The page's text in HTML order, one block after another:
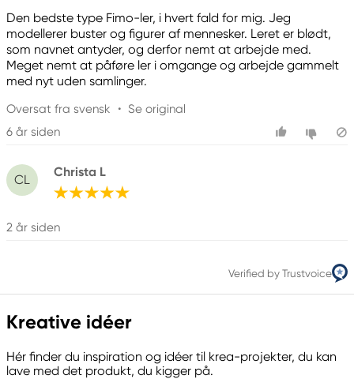
Den bedste type Fimo-ler, i hvert fald for mig. Jeg
modellerer buster og figurer af mennesker. Leret er blødt,
som navnet antyder, og derfor nemt at arbejde med.
Meget nemt at påføre ler i omgange og arbejde gammelt
med nyt uden samlinger.
Oversat fra svensk • Se original
6 år siden
CL
Christa L
2 år siden
Verified by Trustvoice
Kreative idéer
Hér finder du inspiration og idéer til krea-projekter, du kan
lave med det produkt, du kigger på.